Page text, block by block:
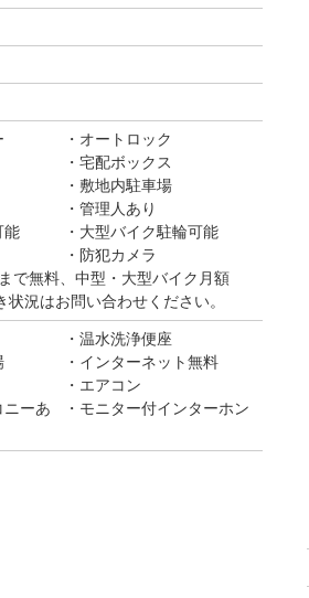
オートロック
宅配ボックス
敷地内駐車場
管理人あり
能
大型バイク駐輪可能
防犯カメラ
で無料、中型・大型バイク月額
況はお問い合わせください。
温水洗浄便座
インターネット無料
エアコン
ニーあ
モニター付インターホン